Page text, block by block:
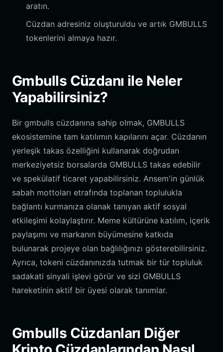
aratın.
Cüzdan adresiniz oluşturuldu ve artık GMBULLS
tokenlerini almaya hazır.
Gmbulls Cüzdanı ile Neler
Yapabilirsiniz?
Bir gmbulls cüzdanına sahip olmak, GMBULLS
ekosistemine tam katılımın kapılarını açar. Cüzdanın
yerleşik takas özelliğini kullanarak doğrudan
merkeziyetsiz borsalarda GMBULLS takas edebilir
ve spekülatif ticaret yapabilirsiniz. Ansem'in günlük
sabah mottoları etrafında toplanan toplulukla
bağlantı kurmanıza olanak tanıyan aktif sosyal
etkileşimi kolaylaştırır. Meme kültürüne katılım, içerik
paylaşımı ve markanın büyümesine katkıda
bulunarak projeye olan bağlılığınızı gösterebilirsiniz.
Ayrıca, tokeni cüzdanınızda tutmak bir tür topluluk
sadakati sinyali işlevi görür ve sizi GMBULLS
hareketinin aktif bir üyesi olarak tanımlar.
Gmbulls Cüzdanları Diğer